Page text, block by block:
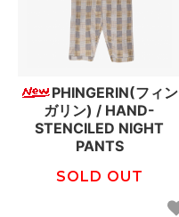
PHINGERIN(フィン
ガリン) / HAND-
STENCILED NIGHT
PANTS
SOLD OUT